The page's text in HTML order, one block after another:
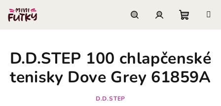
obsah
košík
D.D.STEP 100 chlapčenské
tenisky Dove Grey 61859A
D.D.STEP